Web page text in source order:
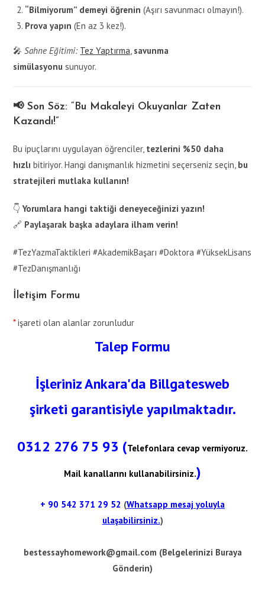
“Bilmiyorum” demeyi öğrenin (Aşırı savunmacı olmayın!).
Prova yapın (En az 3 kez!).
🎤Sahne Eğitimi: Tez Yaptırma, savunma
simülasyonu sunuyor.
📢 Son Söz: “Bu Makaleyi Okuyanlar Zaten
Kazandı!”
Bu ipuçlarını uygulayan öğrenciler, tezlerini %50 daha
hızlı bitiriyor. Hangi danışmanlık hizmetini seçerseniz seçin, bu
stratejileri mutlaka kullanın!
👇Yorumlara hangi taktiği deneyeceğinizi yazın!
🔗 Paylaşarak başka adaylara ilham verin!
#TezYazmaTaktikleri #AkademikBaşarı #Doktora #YüksekLisans
#TezDanışmanlığı
İletişim Formu
*işareti olan alanlar zorunludur
Talep Formu
İşleriniz Ankara'da Billgatesweb
şirketi garantisiyle yapılmaktadır.
0312 276 75 93 (Telefonlara cevap vermiyoruz.
Mail kanallarını kullanabilirsiniz.)
+ 90 542 371 29 52 (Whatsapp mesaj yoluyla
ulaşabilirsiniz.)
bestessayhomework@gmail.com (Belgelerinizi Buraya
Gönderin)